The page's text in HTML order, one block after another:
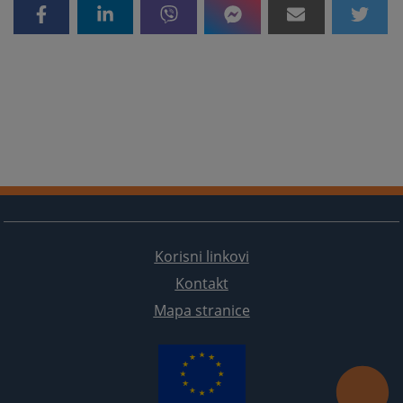
Korisni linkovi
Kontakt
Mapa stranice